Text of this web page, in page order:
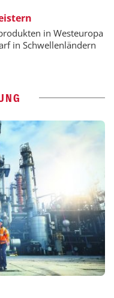
in Westeuropa
in Schwellenländern